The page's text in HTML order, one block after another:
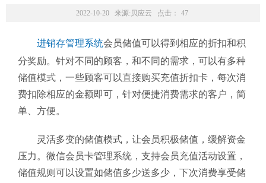
2022-10-20 来源: 贝应云 点击： 47
进销存管理系统会员储值可以得到相应的折扣和积
分奖励。针对不同的顾客，和不同的需求，可以有多种
储值模式，一些顾客可以直接购买充值折扣卡，每次消
费扣除相应的金额即可，针对便捷消费需求的客户，简
单、方便。
灵活多变的储值模式，让会员积极储值，缓解资金
压力。微信会员卡管理系统，支持会员充值活动设置，
储值规则可以设置如储值多少送多少，下次消费享受储